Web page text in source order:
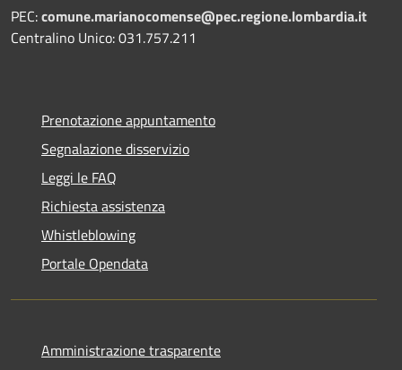
PEC:comune.marianocomense@pec.regione.lombardia.it
Centralino Unico: 031.757.211
Prenotazione appuntamento
Segnalazione disservizio
Leggi le FAQ
Richiesta assistenza
Whistleblowing
Portale Opendata
Amministrazione trasparente